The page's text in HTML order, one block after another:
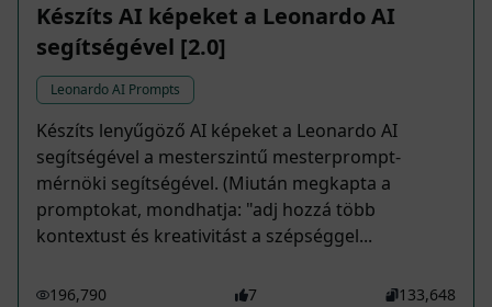
Készíts AI képeket a Leonardo AI
segítségével [2.0]
Leonardo AI Prompts
Készíts lenyűgöző AI képeket a Leonardo AI
segítségével a mesterszintű mesterprompt-
mérnöki segítségével. (Miután megkapta a
promptokat, mondhatja: "adj hozzá több
kontextust és kreativitást a szépséggel...
196,790 7 133,648